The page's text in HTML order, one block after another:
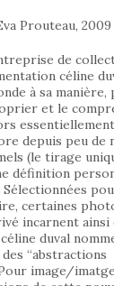
Prouteau, 2009
de
céline
à sa manière,
et le
essentiellement
depuis peu de
(le tirage
définition
Sélectionnées
certaines
incarnent ainsi
duval
“abstractions
image/